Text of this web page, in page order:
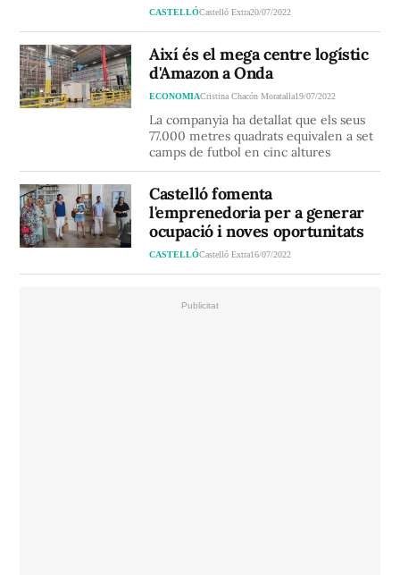
CASTELLÓCastelló Extra20/07/2022
Així és el mega centre logístic
d'Amazon a Onda
ECONOMIACristina Chacón Moratalla19/07/2022
La companyia ha detallat que els seus
77.000 metres quadrats equivalen a set
camps de futbol en cinc altures
Castelló fomenta
l'emprenedoria per a generar
ocupació i noves oportunitats
CASTELLÓCastelló Extra16/07/2022